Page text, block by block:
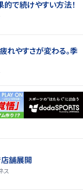
的で続けやすい方法！
れやすさが変わる。季
舗展開
ス